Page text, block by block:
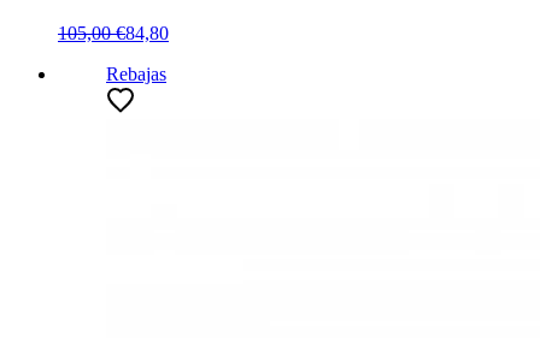
105,00 €84,80
Rebajas